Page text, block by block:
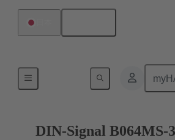
マザーボード ツー ドーターカ
DIN-Signal B064MS-